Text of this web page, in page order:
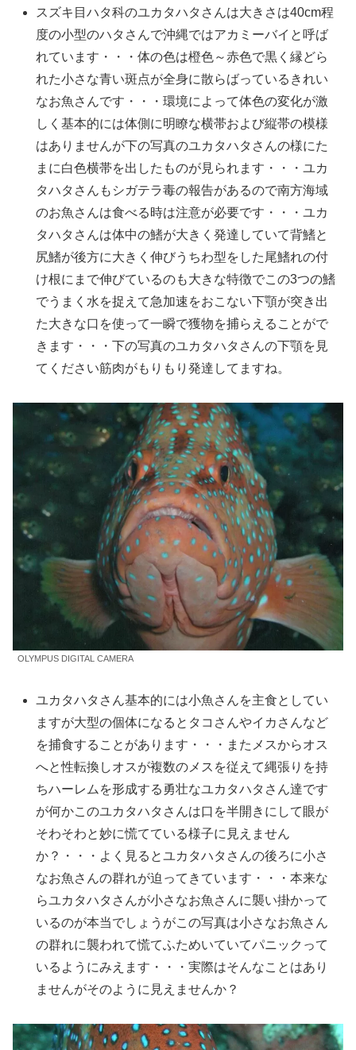
スズキ目ハタ科のユカタハタさんは大きさは40cm程
度の小型のハタさんで沖縄ではアカミーバイと呼ば
れています・・・体の色は橙色～赤色で黒く縁どら
れた小さな青い斑点が全身に散らばっているきれい
なお魚さんです・・・環境によって体色の変化が激
しく基本的には体側に明瞭な横帯および縦帯の模様
はありませんが下の写真のユカタハタさんの様にた
まに白色横帯を出したものが見られます・・・ユカ
タハタさんもシガテラ毒の報告があるので南方海域
のお魚さんは食べる時は注意が必要です・・・ユカ
タハタさんは体中の鰭が大きく発達していて背鰭と
尻鰭が後方に大きく伸びうちわ型をした尾鰭れの付
け根にまで伸びているのも大きな特徴でこの3つの鰭
でうまく水を捉えて急加速をおこない下顎が突き出
た大きな口を使って一瞬で獲物を捕らえることがで
きます・・・下の写真のユカタハタさんの下顎を見
てください筋肉がもりもり発達してますね。
OLYMPUS DIGITAL CAMERA
ユカタハタさん基本的には小魚さんを主食としてい
ますが大型の個体になるとタコさんやイカさんなど
を捕食することがあります・・・またメスからオス
へと性転換しオスが複数のメスを従えて縄張りを持
ちハーレムを形成する勇壮なユカタハタさん達です
が何かこのユカタハタさんは口を半開きにして眼が
そわそわと妙に慌てている様子に見えません
か？・・・よく見るとユカタハタさんの後ろに小さ
なお魚さんの群れが迫ってきています・・・本来な
らユカタハタさんが小さなお魚さんに襲い掛かって
いるのが本当でしょうがこの写真は小さなお魚さん
の群れに襲われて慌てふためいていてパニックって
いるようにみえます・・・実際はそんなことはあり
ませんがそのように見えませんか？